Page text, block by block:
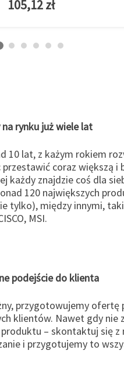
105,12 zł
rynku już wiele lat
10 lat, z każym rokiem
coraz większą i
każdy znajdzie coś dla
120 największych
tylko), między innymi,
MSI.
podejście do klienta
przygotowujemy ofertę
klientów. Nawet gdy nie
– skontaktuj się z
i przygotujemy to